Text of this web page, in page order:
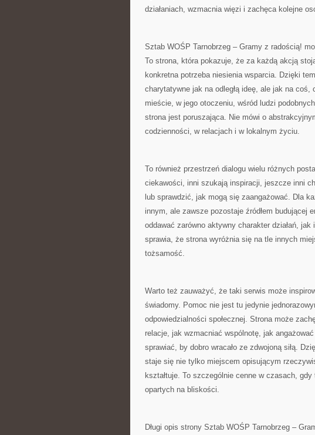
działaniach, wzmacnia więzi i zachęca kolejne
Sztab WOŚP Tarnobrzeg – Gramy z radością!
To strona, która pokazuje, że za każdą akcją
konkretna potrzeba niesienia wsparcia. Dzięki
charytatywne jak na odległą ideę, ale jak na
mieście, w jego otoczeniu, wśród ludzi
strona jest poruszająca. Nie mówi o
codzienności, w relacjach i w lokalnym życiu.
To również przestrzeń dialogu wielu różnych
ciekawości, inni szukają inspiracji, jeszcze inni
lub sprawdzić, jak mogą się zaangażować. Dla
innym, ale zawsze pozostaje źródłem budującej
oddawać zarówno aktywny charakter działań, jak
sprawia, że strona wyróżnia się na tle innych
tożsamość.
Warto też zauważyć, że taki serwis może
świadomy. Pomoc nie jest tu jedynie
odpowiedzialności społecznej. Strona może
relacje, jak wzmacniać wspólnotę, jak
sprawiać, by dobro wracało ze zdwojoną siłą.
staje się nie tylko miejscem opisującym
kształtuje. To szczególnie cenne w czasach,
opartych na bliskości.
Długi opis strony Sztab WOŚP Tarnobrzeg –